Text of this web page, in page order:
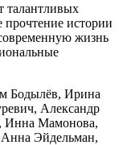
талантливых
прочтение истории
жизнь
Бодылёв, Ирина
Александр
Инна Мамонова,
Эйдельман,